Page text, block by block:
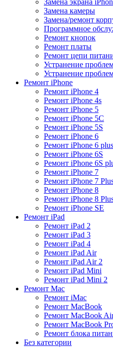
Замена экрана
Замена камеры
Замена/ремонт
Программное
Ремонт кнопок
Ремонт платы
Ремонт цепи
Устранение
Устранение
Ремонт iPhone
Ремонт iPhone 4
Ремонт iPhone 4s
Ремонт iPhone 5
Ремонт iPhone 5C
Ремонт iPhone 5S
Ремонт iPhone 6
Ремонт iPhone 6 plus
Ремонт iPhone 6S
Ремонт iPhone 6S
Ремонт iPhone 7
Ремонт iPhone 7
Ремонт iPhone 8
Ремонт iPhone 8
Ремонт iPhone SE
Ремонт iPad
Ремонт iPad 2
Ремонт iPad 3
Ремонт iPad 4
Ремонт iPad Air
Ремонт iPad Air 2
Ремонт iPad Mini
Ремонт iPad Mini 2
Ремонт Mac
Ремонт iMac
Ремонт MacBook
Ремонт MacBook
Ремонт MacBook
Ремонт блока
Без категории